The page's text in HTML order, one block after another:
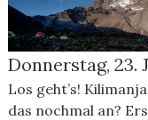
Donnerstag, 23.
Los geht’s!
das nochmal an?